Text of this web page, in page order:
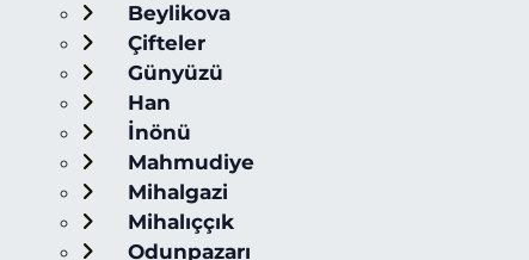
Beylikova
Çifteler
Günyüzü
Han
İnönü
Mahmudiye
Mihalgazi
Mihalıççık
Odunpazarı